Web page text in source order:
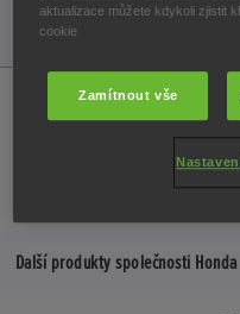
Motocykly Poznejte
Register Interest
Confirmation
Další produkty společnosti Honda
aktualizace můžete kdykoli zjistit
cookie
Zamítnout vše